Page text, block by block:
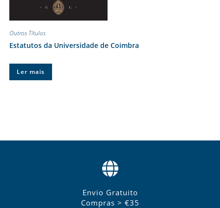
Outros Títulos
Estatutos da Universidade de Coimbra
Ler mais
Envio Gratuito
Compras > €35